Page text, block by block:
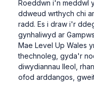
Roeddwn i'n meddwl
ddweud wrthych chi
radd. Es i draw i'r
gynhaliwyd ar
Mae Level Up Wales
thechnoleg, gyda'r
diwydiannau lleol,
ofod arddangos,